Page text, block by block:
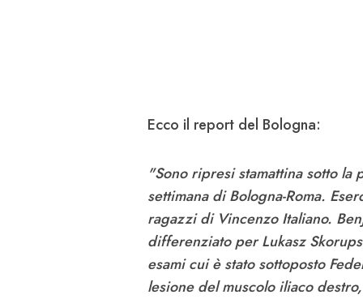
Ecco il report del Bologna:
"Sono ripresi stamattina sotto
settimana di Bologna-Roma.
ragazzi di Vincenzo Italiano.
differenziato per Lukasz
esami cui è stato sottoposto
lesione del muscolo iliaco